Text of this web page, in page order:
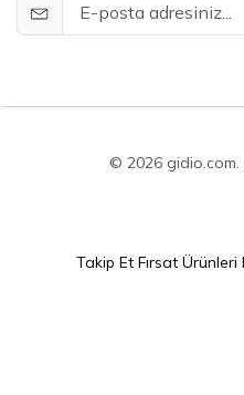
© 2026 gidio.com.
Takip Et Fırsat Ürünleri